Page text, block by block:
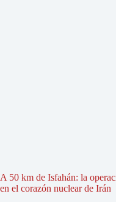
A 50 km de Isfahán: la
en el corazón nuclear de Irán